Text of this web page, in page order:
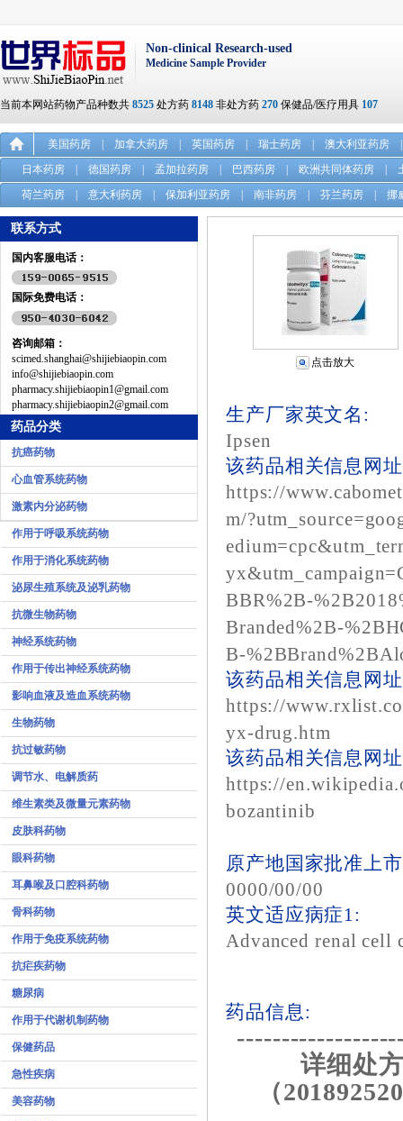
Non-clinical Research-used
Medicine Sample Provider
当前本网站药物产品种数共 8525 处方药 8148 非处方药 270 保健品/医疗用具 107
美国药房 加拿大药房 英国药房 瑞士药房 澳大利亚药房
日本药房
德国药房 孟加拉药房 巴西药房 欧洲共同体药房
荷兰药房
意大利药房 保加利亚药房 南非药房 芬兰药房 挪
联系方式
国内客服电话：
国际免费电话：
咨询邮箱：
scimed.shanghai@shijiebiaopin.com
info@shijiebiaopin.com
pharmacy.shijiebiaopin1@gmail.com
pharmacy.shijiebiaopin2@gmail.com
药品分类
抗癌药物
心血管系统药物
激素内分泌药物
作用于呼吸系统药物
作用于消化系统药物
泌尿生殖系统及泌乳药物
抗微生物药物
神经系统药物
作用于传出神经系统药物
影响血液及造血系统药物
生物药物
抗过敏药物
调节水、电解质药
维生素类及微量元素药物
皮肤科药物
眼科药物
耳鼻喉及口腔科药物
骨科药物
作用于免疫系统药物
抗疟疾药物
糖尿病
作用于代谢机制药物
保健药品
急性疾病
美容药物
点击放大
生产厂家英文名:
Ipsen
该药品相关信息网
https://
m/
BBR%2B-
Branded%2B-
B-
该药品相关信息网
https://
yx-drug.htm
该药品相关信息网
https://
bozantinib
原产地国家批准上
0000/00/00
英文适应病症1:
Advanced renal cell
药品信息:
详细处
（